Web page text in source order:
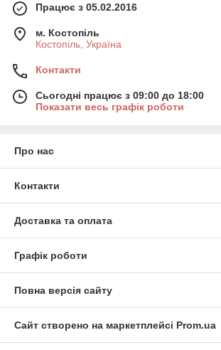
Працює з 05.02.2016
м. Костопіль
Костопіль, Україна
Контакти
Сьогодні працює з 09:00 до 18:00
Показати весь графік роботи
Про нас
Контакти
Доставка та оплата
Графік роботи
Повна версія сайту
Сайт створено на маркетплейсі Prom.ua